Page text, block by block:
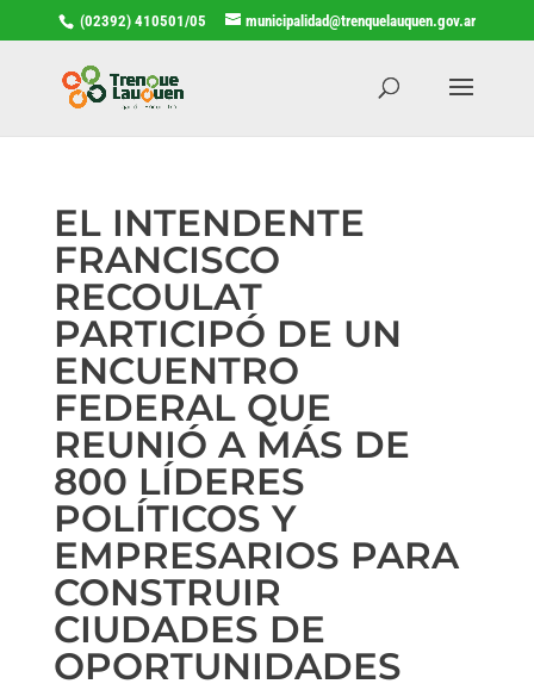
(02392) 410501/05 municipalidad@trenquelauquen.gov.ar
EL INTENDENTE
FRANCISCO
RECOULAT
PARTICIPÓ DE UN
ENCUENTRO
FEDERAL QUE
REUNIÓ A MÁS DE
800 LÍDERES
POLÍTICOS Y
EMPRESARIOS PARA
CONSTRUIR
CIUDADES DE
OPORTUNIDADES